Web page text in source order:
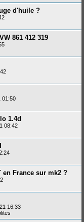
d'huile ?
861 412 319
01:50
1.4d
08:42
en France sur mk2 ?
16:33